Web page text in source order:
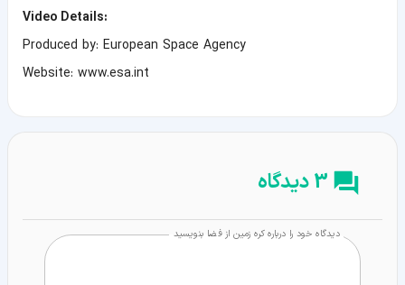
:Video Details
Produced by: European Space Agency
Website: www.esa.int
3 دیدگاه
دیدگاه خود را درباره کره زمین از فضا بنویسید